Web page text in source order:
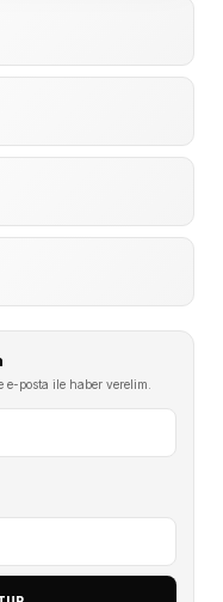
posta ile haber verelim.